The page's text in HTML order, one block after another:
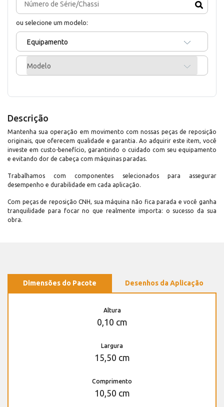
ou selecione um modelo:
Equipamento
Modelo
Descrição
Mantenha sua operação em movimento com nossas peças de reposição
originais, que oferecem qualidade e garantia. Ao adquirir este item, você
investe em custo-benefício, garantindo o cuidado com seu equipamento
e evitando dor de cabeça com máquinas paradas.
Trabalhamos com componentes selecionados para assegurar
desempenho e durabilidade em cada aplicação.
Com peças de reposição CNH, sua máquina não fica parada e você ganha
tranquilidade para focar no que realmente importa: o sucesso da sua
obra.
Dimensões do Pacote Desenhos da Aplicação
Altura
0,10 cm
Largura
15,50 cm
Comprimento
10,50 cm